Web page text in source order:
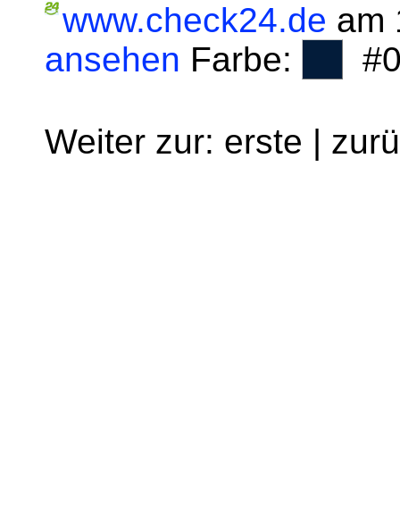
www.check24.de am
ansehen Farbe:
Weiter zur: erste |